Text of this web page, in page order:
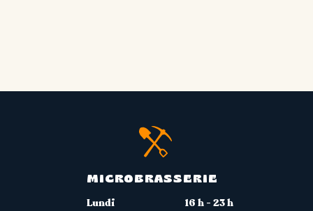
MICROBRASSERIE
Lundi
16 h - 23 h